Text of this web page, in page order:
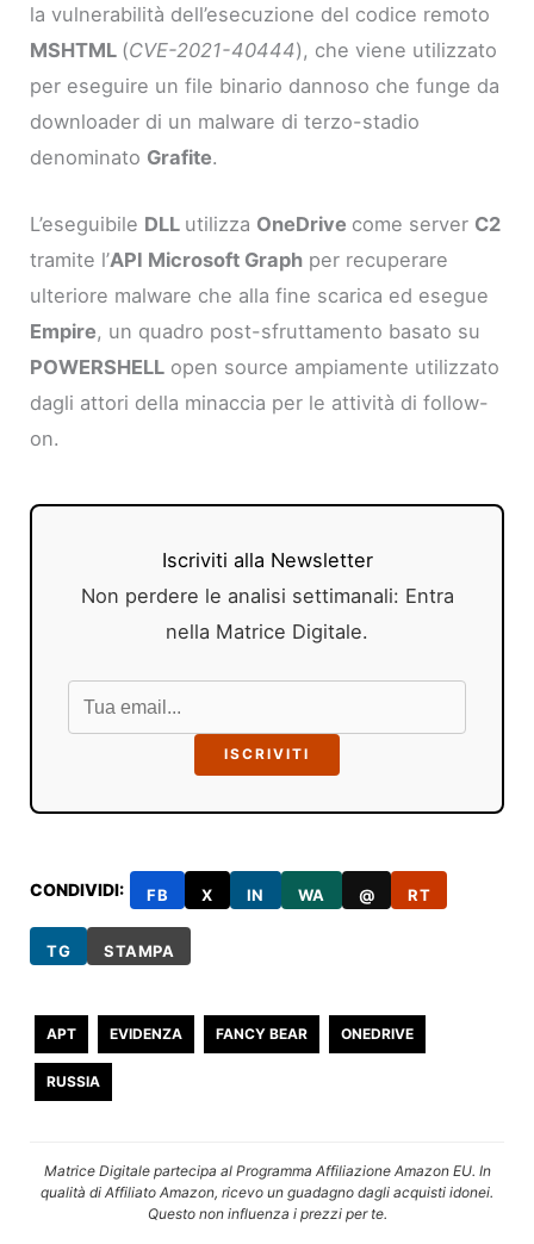
la vulnerabilità dell’esecuzione del codice remoto
MSHTML (CVE-2021-40444), che viene utilizzato
per eseguire un file binario dannoso che funge da
downloader di un malware di terzo-stadio
denominato Grafite.
L’eseguibile DLL utilizza OneDrive come server C2
tramite l’API Microsoft Graph per recuperare
ulteriore malware che alla fine scarica ed esegue
Empire, un quadro post-sfruttamento basato su
POWERSHELL open source ampiamente utilizzato
dagli attori della minaccia per le attività di follow-
on.
Iscriviti alla Newsletter
Non perdere le analisi settimanali: Entra
nella Matrice Digitale.
ISCRIVITI
CONDIVIDI: FB X IN WA @ RT
TG STAMPA
APT EVIDENZA FANCY BEAR ONEDRIVE
RUSSIA
Matrice Digitale partecipa al Programma Affiliazione Amazon EU. In
qualità di Affiliato Amazon, ricevo un guadagno dagli acquisti idonei.
Questo non influenza i prezzi per te.